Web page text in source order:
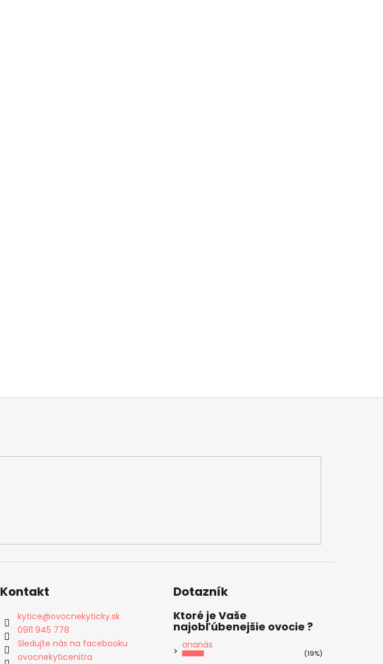
Kontakt
kytice@ovocnekyticky.sk
0911 945 778
Sledujte nás na facebooku
ovocnekyticenitra
Dotazník
Ktoré je Vaše
najobľúbenejšie ovocie ?
ananás
(19%)